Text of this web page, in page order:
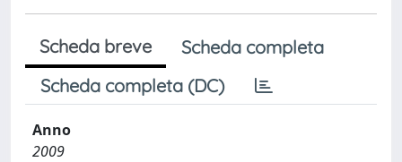
Scheda breve
Scheda completa
Scheda completa (DC)
Anno
2009